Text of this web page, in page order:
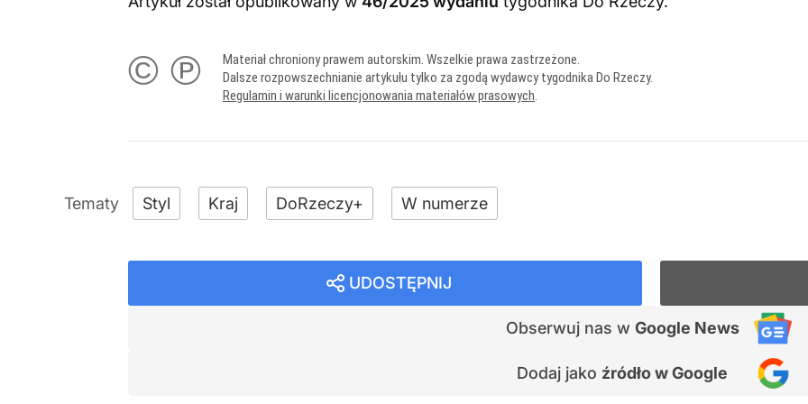
© ℗
Materiał chroniony prawem autorskim. Wszelkie prawa zastrzeżone.
Dalsze rozpowszechnianie artykułu tylko za zgodą wydawcy tygodnika Do Rzeczy.
Regulamin i warunki licencjonowania materiałów prasowych.
Styl Kraj DoRzeczy+ W numerze
UDOSTĘPNIJ
Obserwuj nas w Google News
Dodaj jako źródło w Google